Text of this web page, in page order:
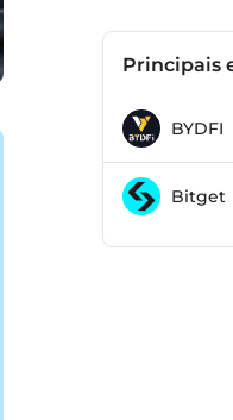
Principais
BYDFI
Bitget